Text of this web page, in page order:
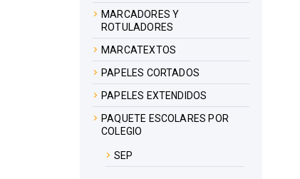
MARCADORES Y
ROTULADORES
MARCATEXTOS
PAPELES CORTADOS
PAPELES EXTENDIDOS
PAQUETE ESCOLARES POR
COLEGIO
SEP